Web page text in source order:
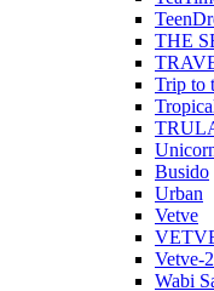
THE
Trip to
Busido
Urban
Vetve
Vetve-
Wabi